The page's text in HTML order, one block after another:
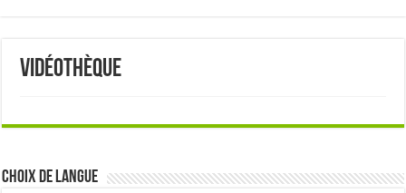
Vidéothèque
Choix de langue